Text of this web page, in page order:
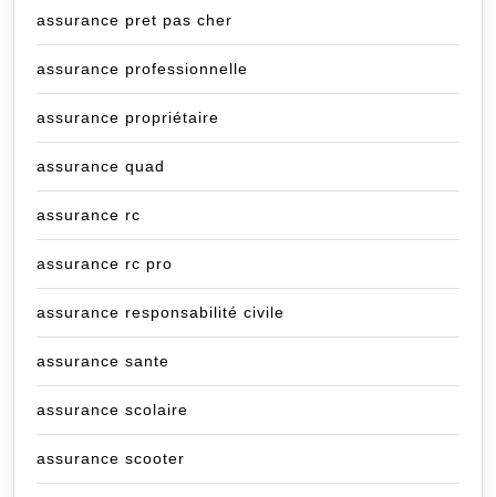
assurance pret pas cher
assurance professionnelle
assurance propriétaire
assurance quad
assurance rc
assurance rc pro
assurance responsabilité civile
assurance sante
assurance scolaire
assurance scooter